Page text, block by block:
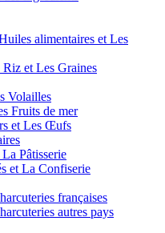
alimentaires et Les
et Les Graines
Volailles
Fruits de mer
et Les Œufs
Pâtisserie
et La Confiserie
françaises
autres pays